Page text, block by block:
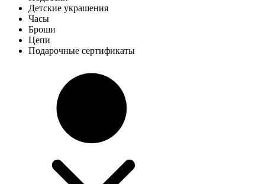
Детские украшения
Часы
Броши
Цепи
Подарочные сертификаты